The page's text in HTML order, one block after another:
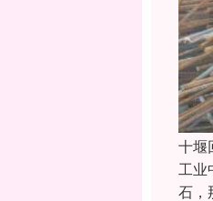
十堰
工业
石，